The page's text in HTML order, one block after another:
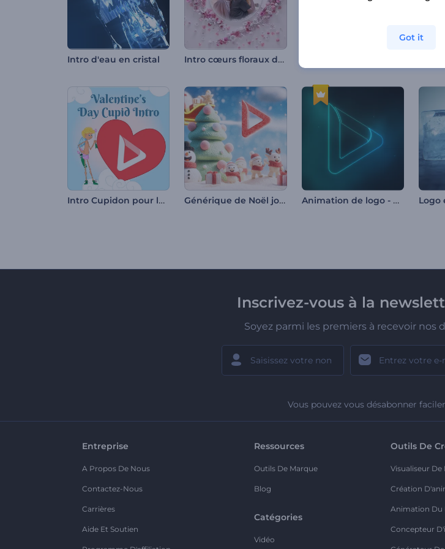
Intro d'eau en cristal Intro cœurs floraux de la Saint-Valentin
Intro Cupidon pour la Saint-Valentin Générique de Noël joyeux Animation de logo - Néons lumineux
Inscrivez-vous à la
Soyez parmi les premiers à recevoir nos
Vous pouvez vous désabonner
Entreprise
A Propos De Nous
Contactez-Nous
Carrières
Aide Et Soutien
Ressources
Outils De Marque
Blog
Catégories
Vidéo
Outils De
Visualiseur
Création
Animation Du
Concepteur
Got it